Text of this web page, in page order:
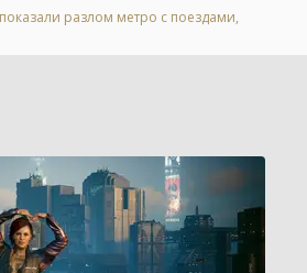
разлом метро с поездами,